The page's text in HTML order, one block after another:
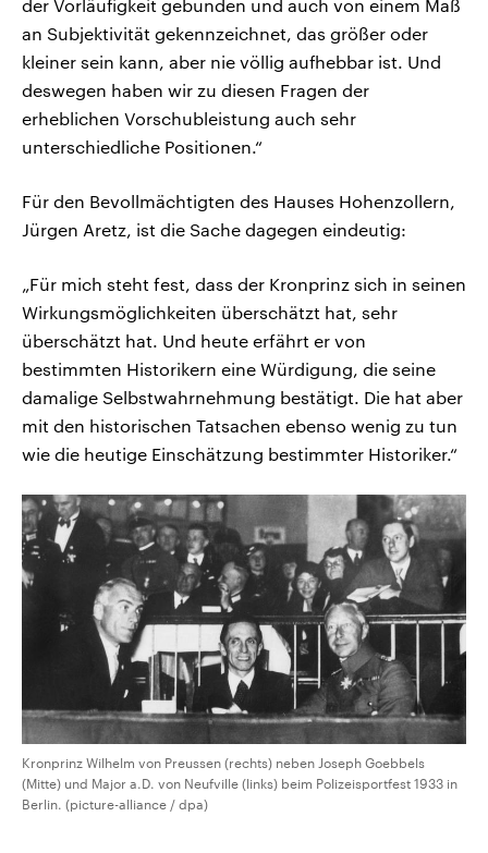
der Vorläufigkeit gebunden und auch von einem Maß
an Subjektivität gekennzeichnet, das größer oder
kleiner sein kann, aber nie völlig aufhebbar ist. Und
deswegen haben wir zu diesen Fragen der
erheblichen Vorschubleistung auch sehr
unterschiedliche Positionen.“
Für den Bevollmächtigten des Hauses Hohenzollern,
Jürgen Aretz, ist die Sache dagegen eindeutig:
„Für mich steht fest, dass der Kronprinz sich in seinen
Wirkungsmöglichkeiten überschätzt hat, sehr
überschätzt hat. Und heute erfährt er von
bestimmten Historikern eine Würdigung, die seine
damalige Selbstwahrnehmung bestätigt. Die hat aber
mit den historischen Tatsachen ebenso wenig zu tun
wie die heutige Einschätzung bestimmter Historiker.“
Kronprinz Wilhelm von Preussen (rechts) neben Joseph Goebbels
(Mitte) und Major a.D. von Neufville (links) beim Polizeisportfest 1933 in
Berlin. (picture-alliance / dpa)